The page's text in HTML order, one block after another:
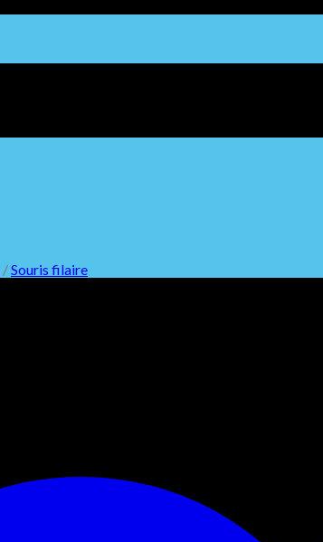
/Souris filaire